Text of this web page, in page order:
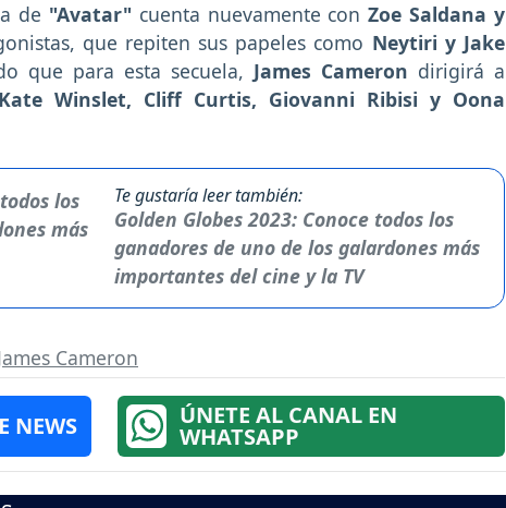
de "Avatar" cuenta nuevamente conZoe Saldana y
que repiten sus papeles como Neytiri y Jake
que para esta secuela, James Cameron dirigirá a
Kate Winslet, Cliff Curtis, Giovanni Ribisi y Oona
Te gustaría leer también:
Golden Globes 2023: Conoce todos los
ganadores de uno de los galardones más
importantes del cine y la TV
Cameron
NEWS ÚNETE AL CANAL EN
WHATSAPP